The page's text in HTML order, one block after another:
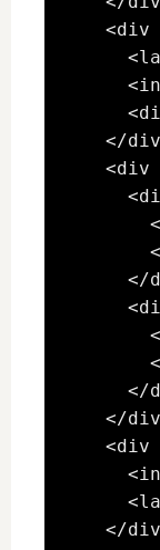
<div
</
<div
</
</
</
<div
</